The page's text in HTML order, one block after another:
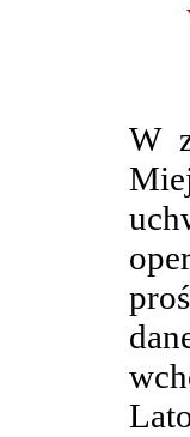
W